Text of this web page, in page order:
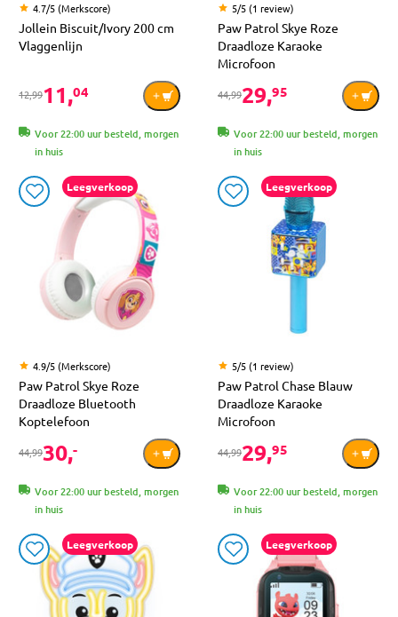
4.7/5 (Merkscore)
Jollein Biscuit/Ivory 200 cm
Vlaggenlijn
12,9911,04
Voor 22:00 uur besteld, morgen
in huis
5/5 (1 review)
Paw Patrol Skye Roze
Draadloze Karaoke
Microfoon
44,9929,95
Voor 22:00 uur besteld, morgen
in huis
Leegverkoop
4.9/5 (Merkscore)
Paw Patrol Skye Roze
Draadloze Bluetooth
Koptelefoon
44,9930,-
Voor 22:00 uur besteld, morgen
in huis
Leegverkoop
5/5 (1 review)
Paw Patrol Chase Blauw
Draadloze Karaoke
Microfoon
44,9929,95
Voor 22:00 uur besteld, morgen
in huis
Leegverkoop Leegverkoop